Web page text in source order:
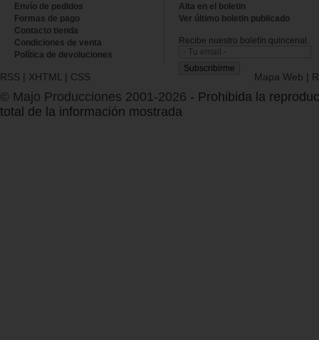
Envío de pedidos
Formas de pago
Contacto tienda
Condiciones de venta
Política de devoluciones
Alta en el boletin
Ver último boletin publicado
Recibe nuestro boletín quincenal.
RSS | XHTML | CSS Mapa Web |
© Majo Producciones 2001-2026 - Prohibida la
total de la información mostrada